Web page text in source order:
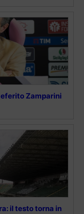
Zamparini
il testo torna in